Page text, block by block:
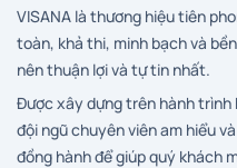
VISANA là thương hiệu tiên
toàn, khả thi, minh bạch và
nên thuận lợi và tự tin nhất.
Được xây dựng trên hành trình
đội ngũ chuyên viên am hiểu
đồng hành để giúp quý khách